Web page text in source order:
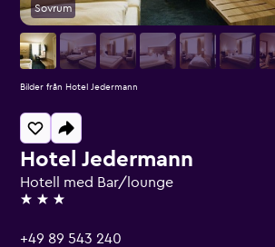
Hotel Jedermann
Hotell med Bar/lounge
3 stjärnor
+49 89 543 240
Sovrum
Bilder från Hotel Jedermann